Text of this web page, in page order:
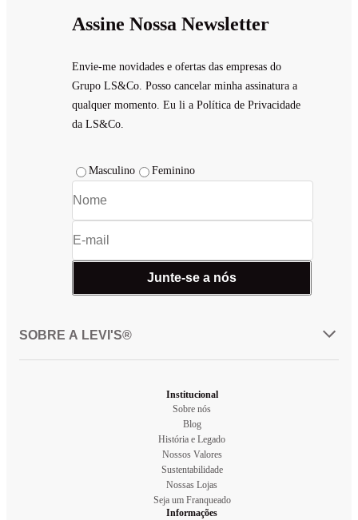
Assine Nossa Newsletter
Envie-me novidades e ofertas das empresas do
Grupo LS&Co. Posso cancelar minha assinatura a
qualquer momento. Eu li a Política de Privacidade
da LS&Co.
Masculino Feminino
Junte-se a nós
SOBRE A LEVI'S®
Institucional
Sobre nós
Blog
História e Legado
Nossos Valores
Sustentabilidade
Nossas Lojas
Seja um Franqueado
Informações